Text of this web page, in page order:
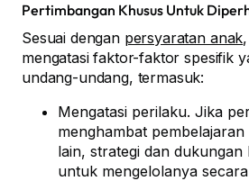
Pertimbangan Khusus Untuk
Sesuai dengan persyaratan anak
mengatasi faktor-faktor spesifik
undang-undang, termasuk:
Mengatasi perilaku. Jika
menghambat
lain, strategi dan
untuk mengelolanya